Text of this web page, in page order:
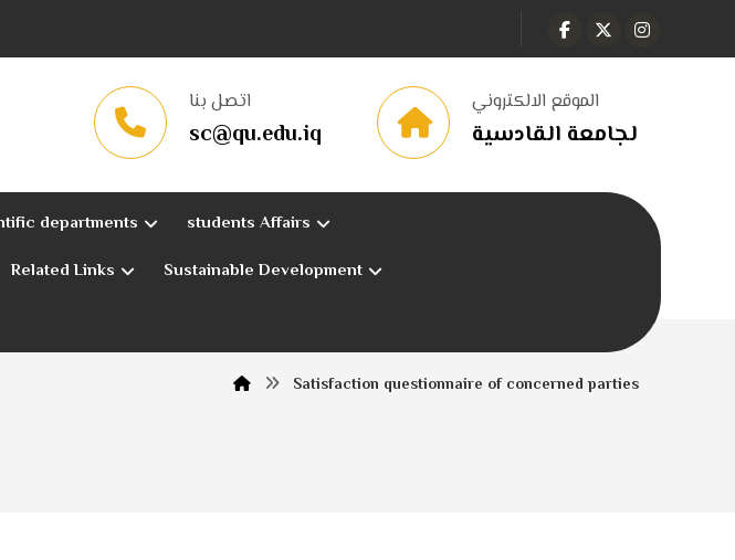
الموقع الالكتروني
لجامعة القادسية
اتصل بنا
sc@qu.edu.iq
departments
students Affairs
Related Links
Sustainable Development
Satisfaction questionnaire of concerned parties